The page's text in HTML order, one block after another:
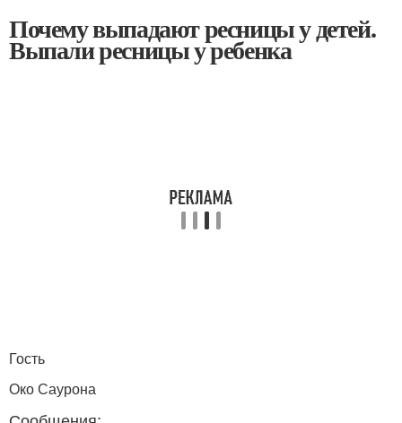
Почему выпадают ресницы у детей.
Выпали ресницы у ребенка
Гость
Око Саурона